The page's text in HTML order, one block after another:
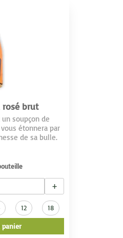
rosé brut
soupçon de
étonnera par
de sa bulle.
+
12 18